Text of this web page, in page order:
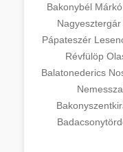
Bakonybél Márkó
Nagyesztergár
Pápateszér
Révfülöp
Balatonederics